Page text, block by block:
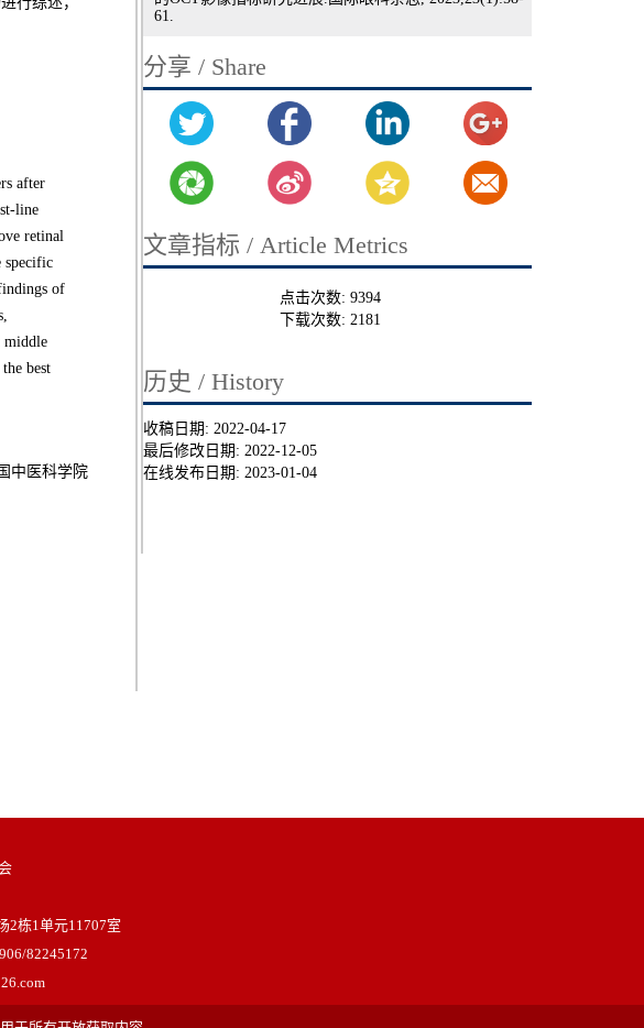
after
line
retinal
specific
of
middle
best
中医科学院
61.
分享 / Share
文章指标 / Article Metrics
点击次数:9394
下载次数:2181
历史 / History
收稿日期: 2022-04-17
最后修改日期: 2022-12-05
在线发布日期: 2023-01-04
2栋1单元11707室
82245172